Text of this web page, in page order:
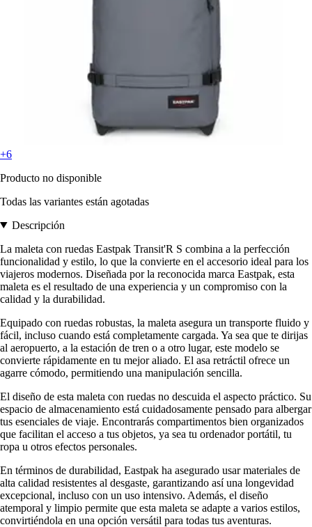
+6
Producto no disponible
Todas las variantes están agotadas
Descripción
La maleta con ruedas Eastpak Transit'R S combina a la perfección
funcionalidad y estilo, lo que la convierte en el accesorio ideal para los
viajeros modernos. Diseñada por la reconocida marca Eastpak, esta
maleta es el resultado de una experiencia y un compromiso con la
calidad y la durabilidad.
Equipado con ruedas robustas, la maleta asegura un transporte fluido y
fácil, incluso cuando está completamente cargada. Ya sea que te dirijas
al aeropuerto, a la estación de tren o a otro lugar, este modelo se
convierte rápidamente en tu mejor aliado. El asa retráctil ofrece un
agarre cómodo, permitiendo una manipulación sencilla.
El diseño de esta maleta con ruedas no descuida el aspecto práctico. Su
espacio de almacenamiento está cuidadosamente pensado para albergar
tus esenciales de viaje. Encontrarás compartimentos bien organizados
que facilitan el acceso a tus objetos, ya sea tu ordenador portátil, tu
ropa u otros efectos personales.
En términos de durabilidad, Eastpak ha asegurado usar materiales de
alta calidad resistentes al desgaste, garantizando así una longevidad
excepcional, incluso con un uso intensivo. Además, el diseño
atemporal y limpio permite que esta maleta se adapte a varios estilos,
convirtiéndola en una opción versátil para todas tus aventuras.